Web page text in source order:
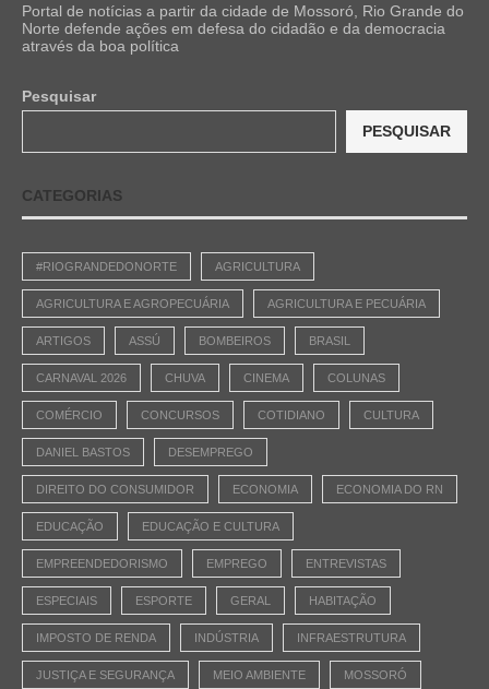
Portal de notícias a partir da cidade de Mossoró, Rio Grande do
Norte defende ações em defesa do cidadão e da democracia
através da boa política
Pesquisar
PESQUISAR
CATEGORIAS
#RIOGRANDEDONORTE AGRICULTURA
AGRICULTURA E AGROPECUÁRIA AGRICULTURA E PECUÁRIA
ARTIGOS ASSÚ BOMBEIROS BRASIL
CARNAVAL 2026 CHUVA CINEMA COLUNAS
COMÉRCIO CONCURSOS COTIDIANO CULTURA
DANIEL BASTOS DESEMPREGO
DIREITO DO CONSUMIDOR ECONOMIA ECONOMIA DO RN
EDUCAÇÃO EDUCAÇÃO E CULTURA
EMPREENDEDORISMO EMPREGO ENTREVISTAS
ESPECIAIS ESPORTE GERAL HABITAÇÃO
IMPOSTO DE RENDA INDÚSTRIA INFRAESTRUTURA
JUSTIÇA E SEGURANÇA MEIO AMBIENTE MOSSORÓ